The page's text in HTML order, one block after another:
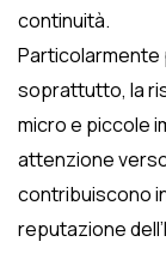
continuità.
Particolarmente
soprattutto, la
micro e piccole
attenzione
contribuiscono
reputazione